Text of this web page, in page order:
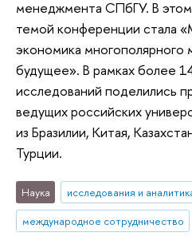
менеджмента СПбГУ. В этом
темой конференции стала
экономика многополярного
будущее». В рамках более
исследований поделились
ведущих российских
из Бразилии, Китая,
Турции.
Наука
исследования и
международное сотрудничество